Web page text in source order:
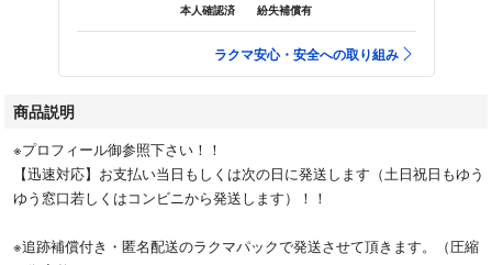
本人確認済 紛失補償有
ラクマ安心・安全への取り組み
商品説明
※プロフィール御参照下さい！！
【迅速対応】お支払い当日もしくは次の日に発送します（土日祝日もゆう
ゆう窓口若しくはコンビニから発送します）！！
※追跡補償付き・匿名配送のラクマパックで発送させて頂きます。（圧縮